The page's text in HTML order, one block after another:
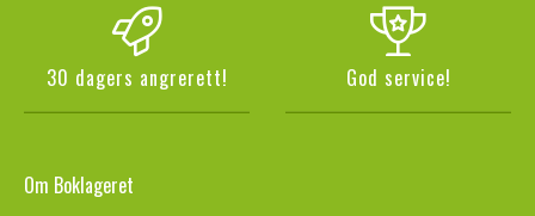
30 dagers angrerett! God service!
Om Boklageret